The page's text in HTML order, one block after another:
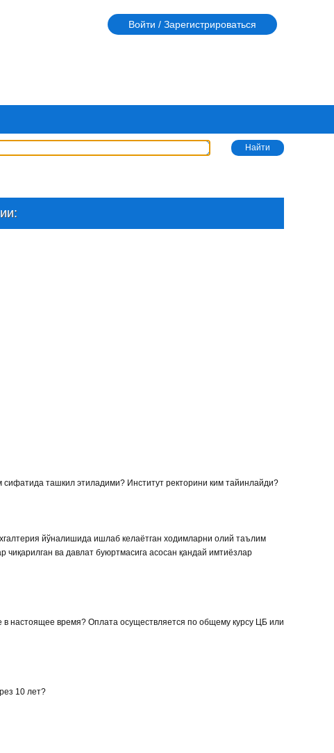
Войти / Зарегистрироваться
сифатида ташкил этиладими? Институт ректорини ким тайинлайди?
йўналишида ишлаб келаётган ходимларни олий таълим
ва давлат буюртмасига асосан қандай имтиёзлар
в настоящее время? Оплата осуществляется по общему курсу ЦБ или
10 лет?